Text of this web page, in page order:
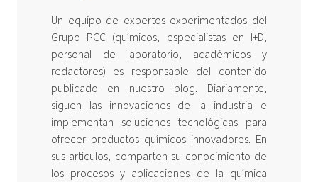
Un equipo de expertos experimentados del
Grupo PCC (químicos, especialistas en I+D,
personal de laboratorio, académicos y
redactores) es responsable del contenido
publicado en nuestro blog. Diariamente,
siguen las innovaciones de la industria e
implementan soluciones tecnológicas para
ofrecer productos químicos innovadores. En
sus artículos, comparten su conocimiento de
los procesos y aplicaciones de la química